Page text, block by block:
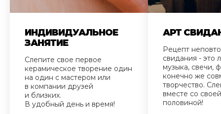
ИНДИВИДУАЛЬНОЕ
ЗАНЯТИЕ
Слепите свое первое
керамическое творение один
на один с мастером или
в компании друзей
и близких.
В удобный день и время!
АРТ
Рецепт
свидания - это
музыка, свечи,
конечно же
творчество.
вместе со
половиной!